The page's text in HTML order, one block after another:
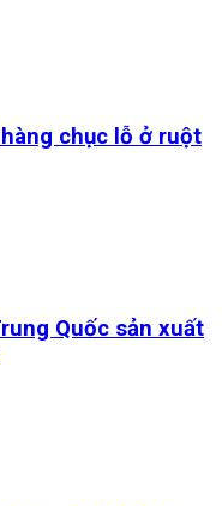
chục lỗ ở ruột
Quốc sản xuất